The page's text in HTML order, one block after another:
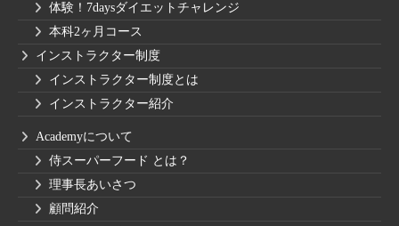
体験！7daysダイエットチャレンジ
本科2ヶ月コース
インストラクター制度
インストラクター制度とは
インストラクター紹介
Academyについて
侍スーパーフード とは？
理事長あいさつ
顧問紹介